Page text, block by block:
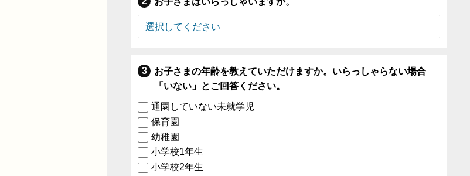
お子さまの年齢を教えていただけますか。いらっしゃらない場合
「いない」とご回答ください。
通園していない未就学児
保育園
幼稚園
小学校1年生
小学校2年生